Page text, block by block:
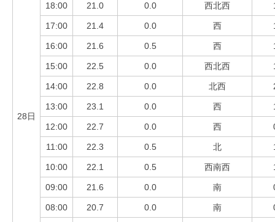
28日
18:00 21.0 0.0 西北西
17:00 21.4 0.0 西
16:00 21.6 0.5 西
15:00 22.5 0.0 西北西
14:00 22.8 0.0 北西
13:00 23.1 0.0 西
12:00 22.7 0.0 西
11:00 22.3 0.5 北
10:00 22.1 0.5 西南西
09:00 21.6 0.0 南
08:00 20.7 0.0 南